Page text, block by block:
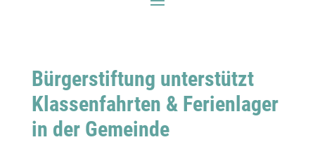
Bürgerstiftung unterstützt
Klassenfahrten & Ferienlager
in der Gemeinde